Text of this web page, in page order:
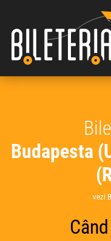
Budapesta
vezi